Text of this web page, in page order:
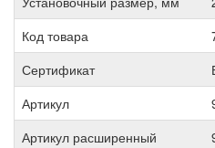
Код товара
Сертификат
Артикул
Артикул расширенный